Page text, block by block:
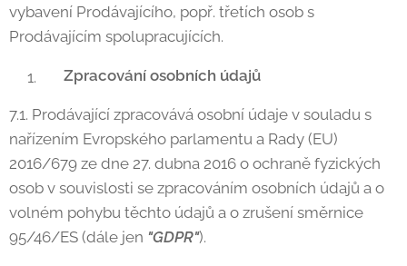
vybavení Prodávajícího, popř. třetích osob s
Prodávajícím spolupracujících.
Zpracování osobních údajů
7.1. Prodávající zpracovává osobní údaje v souladu s
nařízením Evropského parlamentu a Rady (EU)
2016/679 ze dne 27. dubna 2016 o ochraně fyzických
osob v souvislosti se zpracováním osobních údajů a o
volném pohybu těchto údajů a o zrušení směrnice
95/46/ES (dále jen "GDPR").